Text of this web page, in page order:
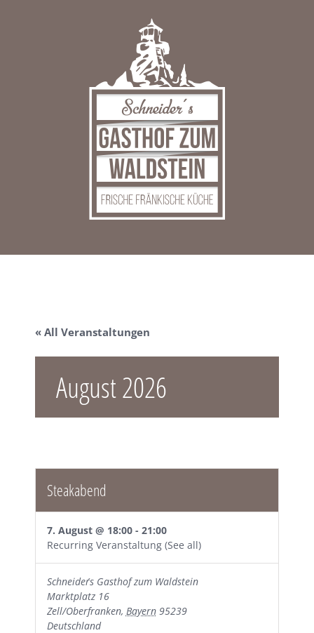
« All Veranstaltungen
August 2026
Steakabend
7. August @ 18:00- 21:00
Recurring Veranstaltung (See all)
Schneider´s Gasthof zum Waldstein
Marktplatz 16
Zell/Oberfranken, Bayern 95239
Deutschland